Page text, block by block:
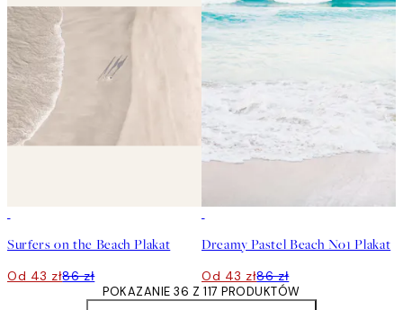
Surfers on the Beach Plakat
Od 43 zł86 zł
Dreamy Pastel Beach No1 Plakat
Od 43 zł86 zł
POKAZANIE 36 Z 117 PRODUKTÓW